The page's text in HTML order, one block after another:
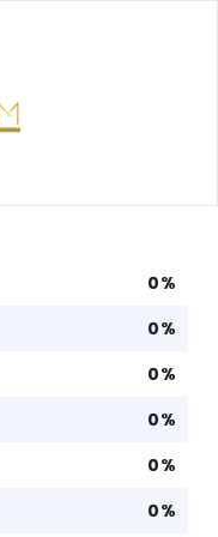
0%
0%
0%
0%
0%
0%